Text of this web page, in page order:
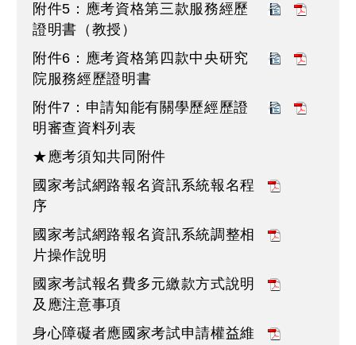
附件5：應考資格第三款服務經歷
證明書（教授）
附件6：應考資格第四款中央研究
院服務經歷證明書
附件7：申請知能有關學歷經歷證
明審查資料列表
★應考須知共同附件
國家考試網路報名資訊系統報名程
序
國家考試網路報名資訊系統調整相
片操作說明
國家考試報名費多元繳款方式說明
及應注意事項
身心障礙者應國家考試申請權益維